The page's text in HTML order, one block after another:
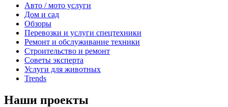
Авто / мото услуги
Дом и сад
Обзоры
Перевозки и услуги спецтехники
Ремонт и обслуживание техники
Строительство и ремонт
Советы эксперта
Услуги для животных
Trends
Наши проекты